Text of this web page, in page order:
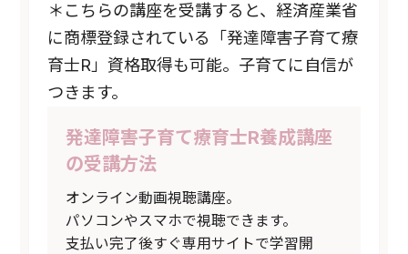
＊こちらの講座を受講すると、経済産業省
に商標登録されている「発達障害子育て療
育士R」資格取得も可能。子育てに自信が
つきます。
発達障害子育て療育士R養成講座
の受講方法
オンライン動画視聴講座。
パソコンやスマホで視聴できます。
支払い完了後すぐ専用サイトで学習開